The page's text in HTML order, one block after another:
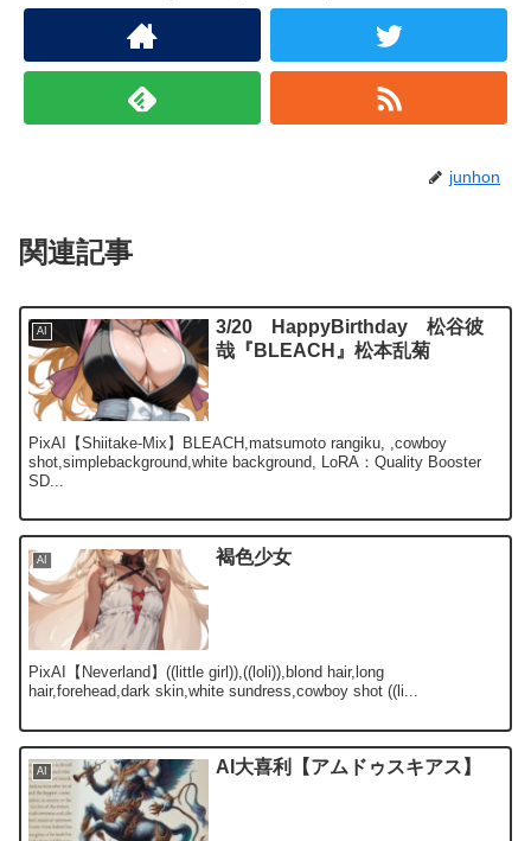
junhon
関連記事
AI
3/20 HappyBirthday 松谷彼
哉『BLEACH』松本乱菊
PixAI【Shiitake-Mix】BLEACH,matsumoto rangiku, ,cowboy
shot,simplebackground,white background, LoRA：Quality Booster
SD...
AI 褐色少女
PixAI【Neverland】((little girl)),((loli)),blond hair,long
hair,forehead,dark skin,white sundress,cowboy shot ((li...
AI AI大喜利【アムドゥスキアス】